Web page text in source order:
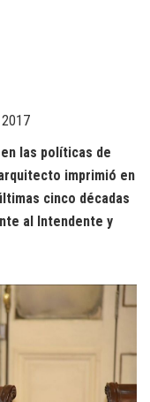
las políticas de
imprimió en
cinco décadas
al Intendente y